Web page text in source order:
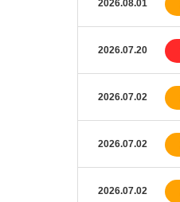
2026.08.01
2026.07.20
2026.07.02
2026.07.02
2026.07.02